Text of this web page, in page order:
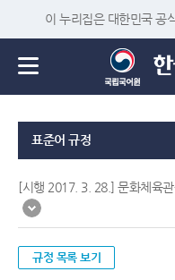
이 누리집은 대한민국 공
표준어 규정
[시행 2017. 3. 28.] 문화체육
규정 목록 보기